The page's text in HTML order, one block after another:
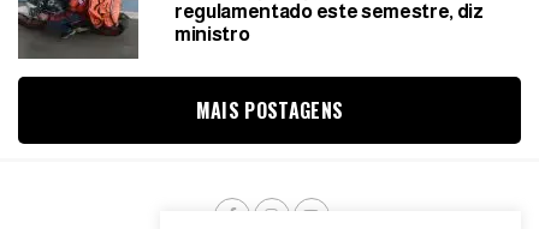
regulamentado este semestre, diz
ministro
MAIS POSTAGENS